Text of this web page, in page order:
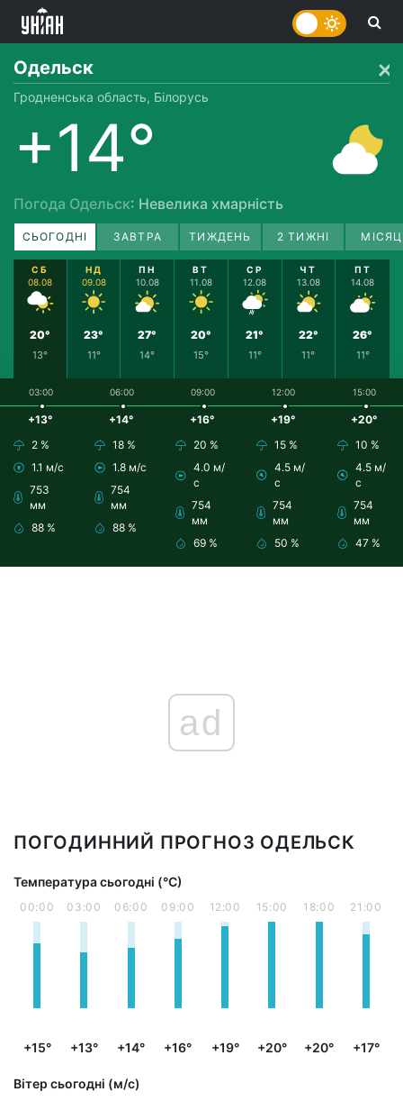
Одельск
Гродненська область, Білорусь
+14°
Погода Одельск: Невелика хмарність
СЬОГОДНІ ЗАВТРА ТИЖДЕНЬ 2 ТИЖНІ
СБ
08.08
20°
13°
НД
09.08
23°
11°
ПН
10.08
27°
14°
ВТ
11.08
20°
15°
СР
12.08
21°
11°
ЧТ
13.08
22°
11°
ПТ
14.08
26°
11°
03:00
+13°
2 %
1.1 м/с
753
мм
88 %
06:00
+14°
18 %
1.8 м/с
754
мм
88 %
09:00
+16°
20 %
4.0 м/
с
754
мм
69 %
12:00
+19°
15 %
4.5 м/
с
754
мм
50 %
15:00
+20°
10 %
4.5 м/
с
754
мм
47 %
ad
ПОГОДИННИЙ ПРОГНОЗ ОДЕЛЬСК
Температура сьогодні (°С)
00:00
+15°
03:00
+13°
06:00
+14°
09:00
+16°
12:00
+19°
15:00
+20°
18:00
+20°
21:00
+17°
Вітер сьогодні (м/с)